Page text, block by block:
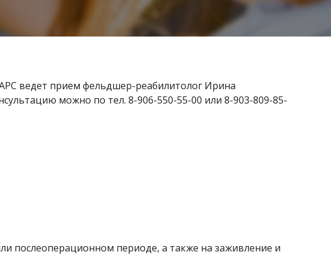
ведет прием фельдшер-реабилитолог Ирина
можно по тел. 8-906-550-55-00 или 8-903-809-85-
послеоперационном периоде, а также на заживление и